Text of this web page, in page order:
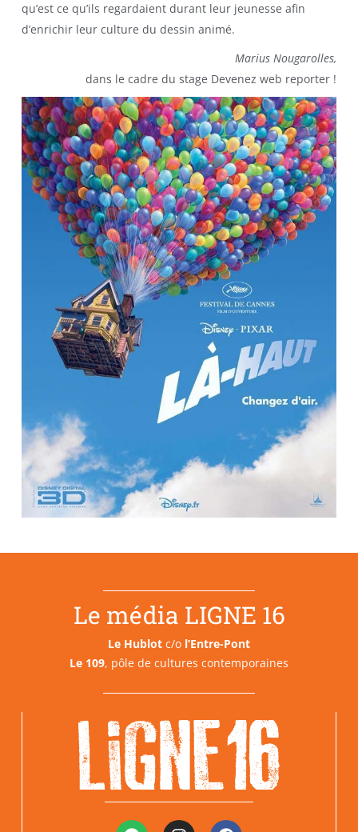
qu’est ce qu’ils regardaient durant leur jeunesse afin
d’enrichir leur culture du dessin animé.
Marius Nougarolles,
dans le cadre du stage Devenez web reporter !
Le média LIGNE 16
Le Hublot c/o l’Entre-Pont
Le 109, pôle de cultures contemporaines